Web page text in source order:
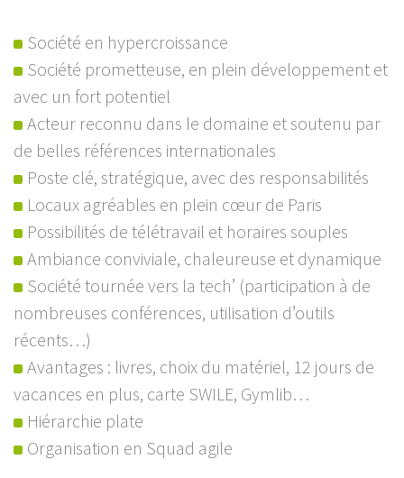
Société en hypercroissance
Société prometteuse, en plein développement et
avec un fort potentiel
Acteur reconnu dans le domaine et soutenu par
de belles références internationales
Poste clé, stratégique, avec des responsabilités
Locaux agréables en plein cœur de Paris
Possibilités de télétravail et horaires souples
Ambiance conviviale, chaleureuse et dynamique
Société tournée vers la tech’ (participation à de
nombreuses conférences, utilisation d’outils
récents…)
Avantages : livres, choix du matériel, 12 jours de
vacances en plus, carte SWILE, Gymlib…
Hiérarchie plate
Organisation en Squad agile